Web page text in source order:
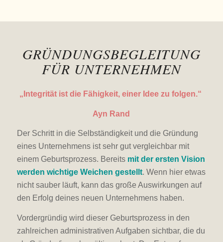
GRÜNDUNGSBEGLEITUNG
FÜR UNTERNEHMEN
„Integrität ist die Fähigkeit, einer Idee zu folgen.“
Ayn Rand
Der Schritt in die Selbständigkeit und die Gründung
eines Unternehmens ist sehr gut vergleichbar mit
einem Geburtsprozess. Bereits mit der ersten Vision
werden wichtige Weichen gestellt. Wenn hier etwas
nicht sauber läuft, kann das große Auswirkungen auf
den Erfolg deines neuen Unternehmens haben.
Vordergründig wird dieser Geburtsprozess in den
zahlreichen administrativen Aufgaben sichtbar, die du